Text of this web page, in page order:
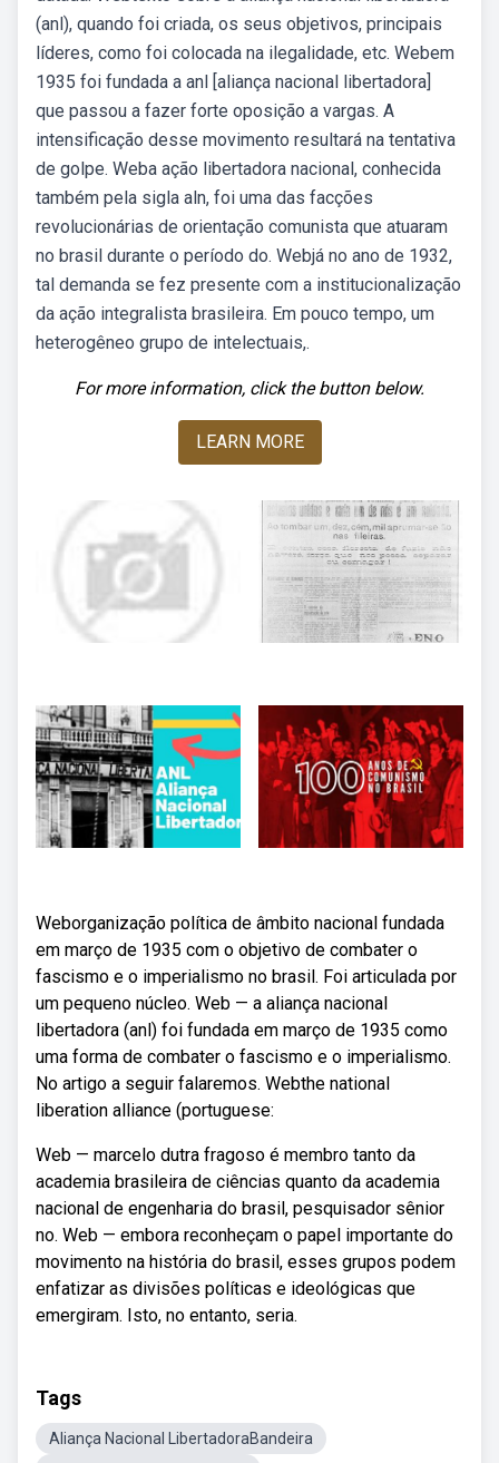
(anl), quando foi criada, os seus objetivos, principais
líderes, como foi colocada na ilegalidade, etc. Webem
1935 foi fundada a anl [aliança nacional libertadora]
que passou a fazer forte oposição a vargas. A
intensificação desse movimento resultará na tentativa
de golpe. Weba ação libertadora nacional, conhecida
também pela sigla aln, foi uma das facções
revolucionárias de orientação comunista que atuaram
no brasil durante o período do. Webjá no ano de 1932,
tal demanda se fez presente com a institucionalização
da ação integralista brasileira. Em pouco tempo, um
heterogêneo grupo de intelectuais,.
For more information, click the button below.
LEARN MORE
Weborganização política de âmbito nacional fundada
em março de 1935 com o objetivo de combater o
fascismo e o imperialismo no brasil. Foi articulada por
um pequeno núcleo. Web — a aliança nacional
libertadora (anl) foi fundada em março de 1935 como
uma forma de combater o fascismo e o imperialismo.
No artigo a seguir falaremos. Webthe national
liberation alliance (portuguese:
Web — marcelo dutra fragoso é membro tanto da
academia brasileira de ciências quanto da academia
nacional de engenharia do brasil, pesquisador sênior
no. Web — embora reconheçam o papel importante do
movimento na história do brasil, esses grupos podem
enfatizar as divisões políticas e ideológicas que
emergiram. Isto, no entanto, seria.
Tags
Aliança Nacional LibertadoraBandeira